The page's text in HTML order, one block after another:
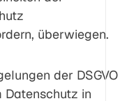
überwiegen.
der DSGVO
Datenschutz in